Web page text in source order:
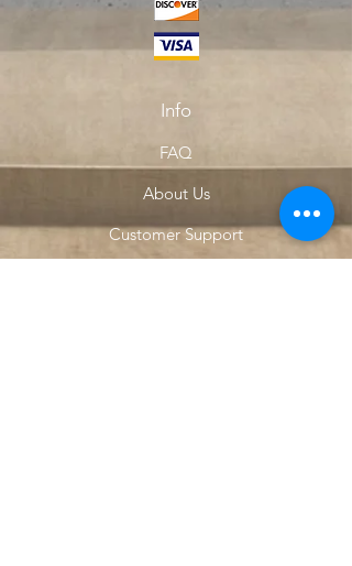
Info
FAQ
About Us
Customer Support